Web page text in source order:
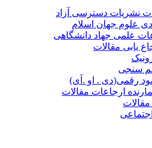
نشریات دسترسی آزاد
علوم جهان اسلام
علمی جهاد دانشگاهی
یابی مقالات
سنجی
رقمی(دی . او .آی)
ارجاعات مقالات